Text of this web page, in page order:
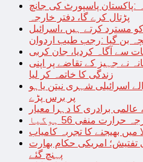
:پاکستان پاسپورٹ کی جانچ
پڑتال کرے گا، دفتر خارجہ
مسترد کرتے ہیں ،اسرائیل
بن گیا :رجب طیب اردوان
سے آگاہ کردیا، جان کربی
شاہانہ نے جہیز کے تقاضے پر اپنی
زندگی کا خاتمہ کر لیا
اسرائیلی شہری نیتن یاہو
پر برس پڑے
عالمی برادری کا دہرا معیار
حرارت منفی 56 ہوگیا
میں بھیجنے کا تجربہ کامیاب
امریکی حکام بھارت
پہنچ گئے